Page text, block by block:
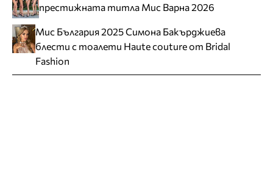
престижната титла Мис Варна 2026
Мис България 2025 Симона Бакърджиева
блести с тоалети Haute couture от Bridal
Fashion